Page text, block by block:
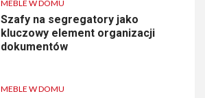
MEBLE W DOMU
Szafy na segregatory jako
kluczowy element organizacji
dokumentów
MEBLE W DOMU